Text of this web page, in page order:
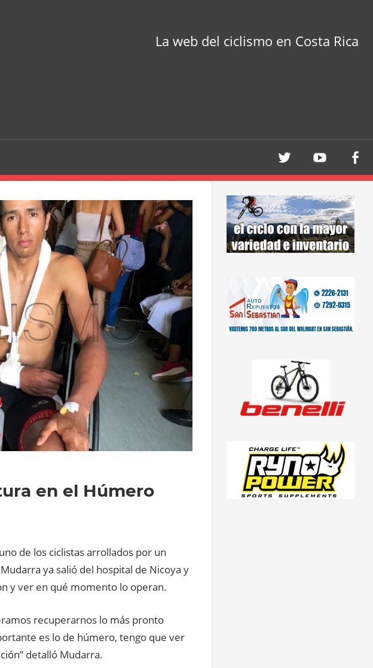
La web del ciclismo en Costa Rica
en el Húmero
de los ciclistas arrollados por un
ya salió del hospital de Nicoya y
y ver en qué momento lo operan.
recuperarnos lo más pronto
es lo de húmero, tengo que ver
detalló Mudarra.